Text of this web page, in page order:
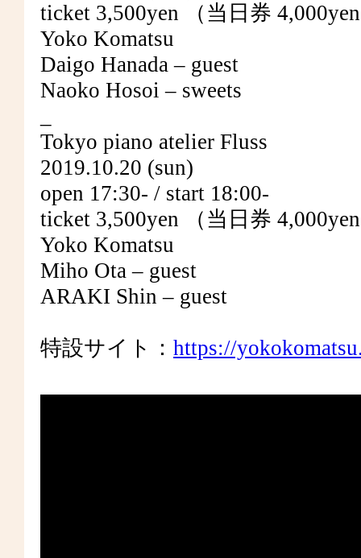
ticket 3,500yen （当日券
Yoko Komatsu
Daigo Hanada – guest
Naoko Hosoi – sweets
Tokyo piano atelier Fluss
2019.10.20 (sun)
open 17:30- / start 18:00-
ticket 3,500yen （当日券
Yoko Komatsu
Miho Ota – guest
ARAKI Shin – guest
特設サイト： https://